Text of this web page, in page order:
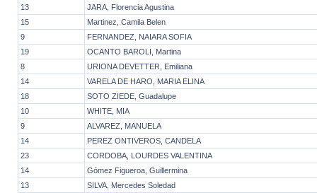
13
JARA, Florencia Agustina
15
Martinez, Camila Belen
9
FERNANDEZ, NAIARA SOFIA
19
OCANTO BAROLI, Martina
8
URIONA DEVETTER, Emiliana
14
VARELA DE HARO, MARIA ELINA
18
SOTO ZIEDE, Guadalupe
10
WHITE, MIA
9
ALVAREZ, MANUELA
14
PEREZ ONTIVEROS, CANDELA
23
CORDOBA, LOURDES VALENTINA
14
Gómez Figueroa, Guillermina
13
SILVA, Mercedes Soledad